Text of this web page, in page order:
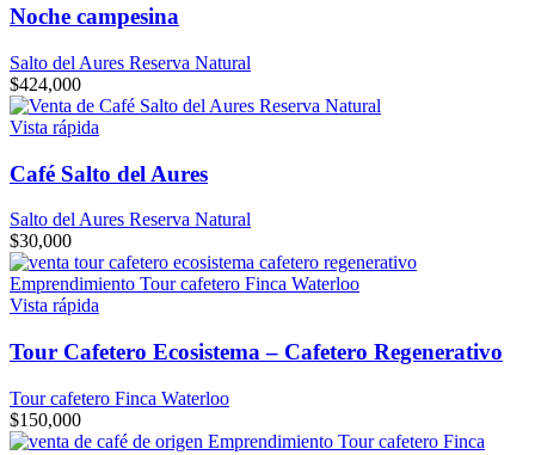
Noche campesina
Salto del Aures Reserva Natural
$424,000
Vista rápida
Café Salto del Aures
Salto del Aures Reserva Natural
$30,000
Vista rápida
Tour Cafetero Ecosistema – Cafetero Regenerativo
Tour cafetero Finca Waterloo
$150,000